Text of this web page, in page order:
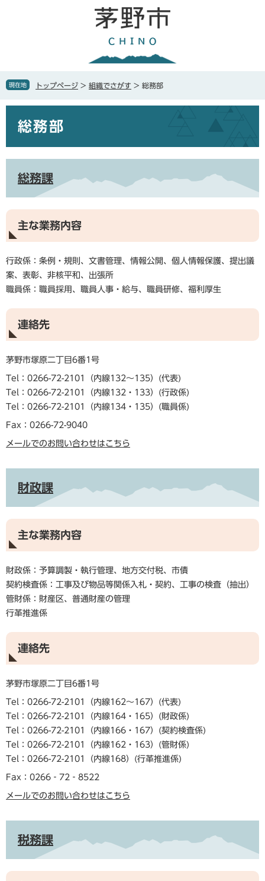
で
。
ば
て
現在地 トップページ > 組織でさがす > 総務部
総務部
総務課
主な業務内容
行政係：条例・規則、文書管理、情報公開、個人情報保護、提出議
案、表彰、非核平和、出張所
職員係：職員採用、職員人事・給与、職員研修、福利厚生
連絡先
茅野市塚原二丁目6番1号
Tel：0266-72-2101（内線132～135）
代表
Tel：0266-72-2101（内線132・133）
行政係
Tel：0266-72-2101（内線134・135）
職員係
Fax：0266-72-9040
メールでのお問い合わせはこちら
財政課
主な業務内容
財政係：予算調製・執行管理、地方交付税、市債
契約検査係：工事及び物品等関係入札・契約、工事の検査（抽出）
管財係：財産区、普通財産の管理
行革推進係
連絡先
茅野市塚原二丁目6番1号
Tel：0266-72-2101（内線162～167）
代表
Tel：0266-72-2101（内線164・165）
財政係
Tel：0266-72-2101（内線166・167）
契約検査係
Tel：0266-72-2101（内線162・163）
管財係
Tel：0266-72-2101（内線168）
行革推進係
Fax：0266‐72‐8522
メールでのお問い合わせはこちら
税務課